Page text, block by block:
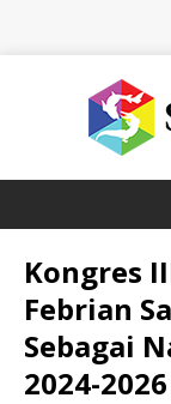
Kongres
Febrian
Sebagai
2024-2026